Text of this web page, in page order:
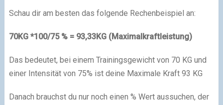
Schau dir am besten das folgende Rechenbeispiel an:
70KG *100/75 % = 93,33KG (Maximalkraftleistung)
Das bedeutet, bei einem Trainingsgewicht von 70 KG und
einer Intensität von 75% ist deine Maximale Kraft 93 KG
Danach brauchst du nur noch einen % Wert aussuchen, der